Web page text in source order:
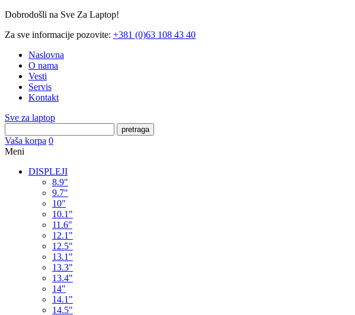
Dobrodošli na Sve Za Laptop!
Za sve informacije pozovite: +381 (0)63 108 43 40
Naslovna
O nama
Vesti
Servis
Kontakt
Sve za laptop
pretraga
Vaša korpa 0
Meni
DISPLEJI
8.9"
9.7"
10"
10.1"
11.6"
12.1"
12.5"
13.1"
13.3"
13.4"
14"
14.1"
14.5"